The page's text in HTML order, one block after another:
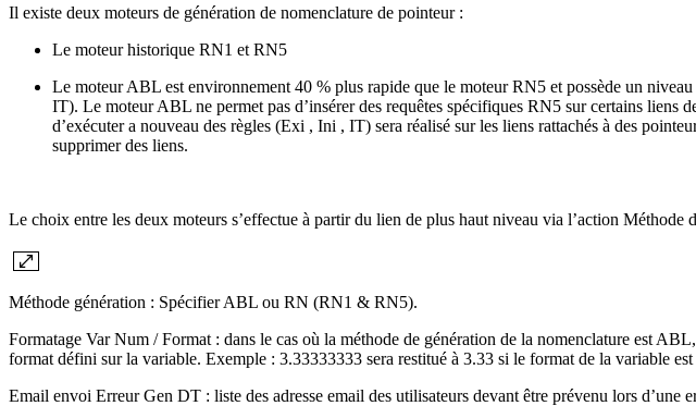
Il existe deux moteurs de génération de nomenclature de pointeur :
Le moteur historique RN1 et RN5
Le moteur ABL est environnement 40 % plus rapide que le moteur RN5 et possède un
IT). Le moteur ABL ne permet pas d’insérer des requêtes spécifiques RN5 sur certains liens
d’exécuter a nouveau des règles (Exi , Ini , IT) sera réalisé sur les liens rattachés à des
supprimer des liens.
Le choix entre les deux moteurs s’effectue à partir du lien de plus haut niveau via l’action
Méthode génération : Spécifier ABL ou RN (RN1 & RN5).
Formatage Var Num / Format : dans le cas où la méthode de génération de la nomenclature est
format défini sur la variable. Exemple : 3.33333333 sera restitué à 3.33 si le format de la variable
Email envoi Erreur Gen DT : liste des adresse email des utilisateurs devant être prévenu lors